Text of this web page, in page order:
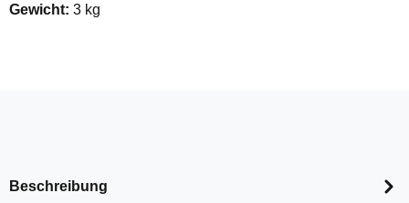
Gewicht: 3 kg
Beschreibung